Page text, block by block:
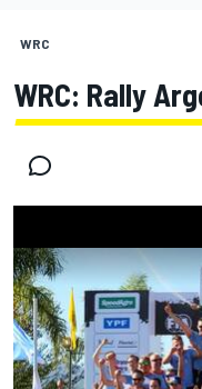
WRC
WRC: Rally